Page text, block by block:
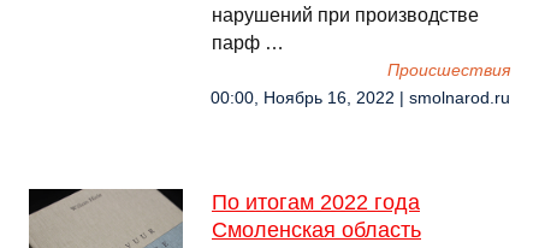
нарушений при производстве
парф …
Происшествия
00:00, Ноябрь 16, 2022 | smolnarod.ru
По итогам 2022 года
Смоленская область